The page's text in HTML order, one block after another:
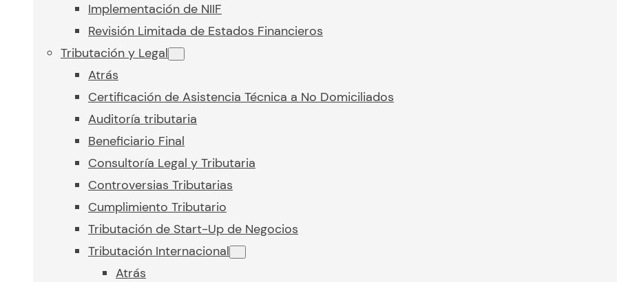
Implementación de NIIF
Revisión Limitada de Estados Financieros
Tributación y Legal
Atrás
Certificación de Asistencia Técnica a No Domiciliados
Auditoría tributaria
Beneficiario Final
Consultoría Legal y Tributaria
Controversias Tributarias
Cumplimiento Tributario
Tributación de Start-Up de Negocios
Tributación Internacional
Atrás